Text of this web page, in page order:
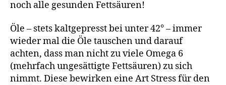
noch alle gesunden Fettsäuren!
Öle – stets kaltgepresst bei unter 42° – immer
wieder mal die Öle tauschen und darauf
achten, dass man nicht zu viele Omega 6
(mehrfach ungesättigte Fettsäuren) zu sich
nimmt. Diese bewirken eine Art Stress für den